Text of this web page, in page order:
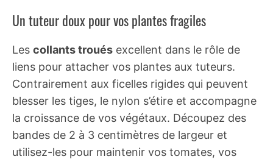
Un tuteur doux pour vos plantes fragiles
Les collants troués excellent dans le rôle de
liens pour attacher vos plantes aux tuteurs.
Contrairement aux ficelles rigides qui peuvent
blesser les tiges, le nylon s’étire et accompagne
la croissance de vos végétaux. Découpez des
bandes de 2 à 3 centimètres de largeur et
utilisez-les pour maintenir vos tomates, vos